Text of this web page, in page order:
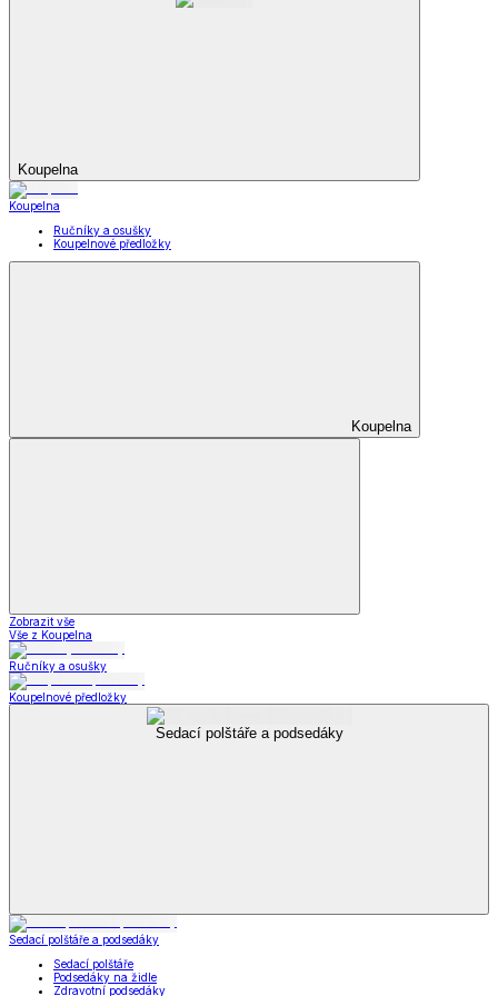
Koupelna
Koupelna
Ručníky a osušky
Koupelnové předložky
Koupelna
Zobrazit vše
Vše z Koupelna
Ručníky a osušky
Koupelnové předložky
Sedací polštáře a podsedáky
Sedací polštáře a podsedáky
Sedací polštáře
Podsedáky na židle
Zdravotní podsedáky